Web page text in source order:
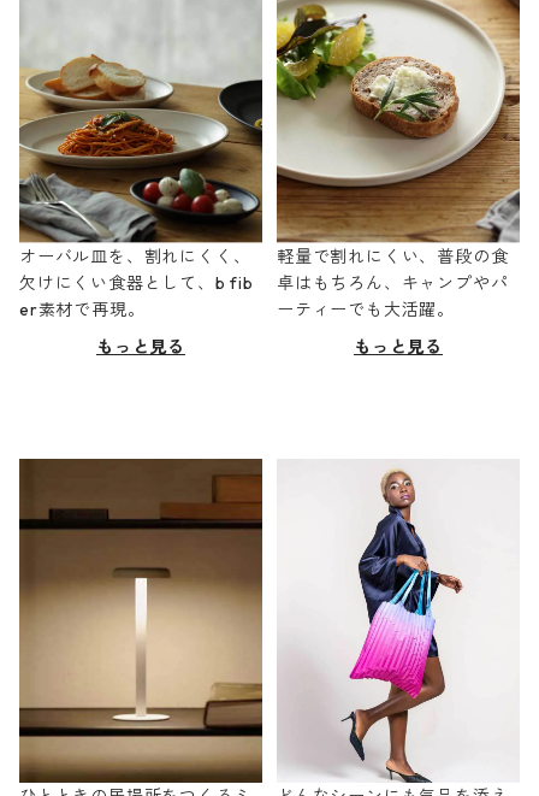
オーバル皿を、割れにくく、
欠けにくい食器として、b fib
er素材で再現。
もっと見る
軽量で割れにくい、普段の食
卓はもちろん、キャンプやパ
ーティーでも大活躍。
もっと見る